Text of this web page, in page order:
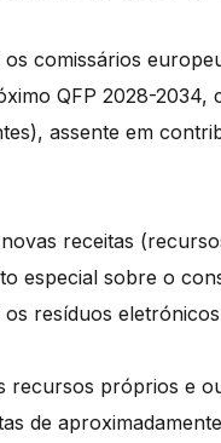
comissários
QFP 2028-2034,
assente em
receitas
especial sobre o
resíduos
recursos próprios e
de